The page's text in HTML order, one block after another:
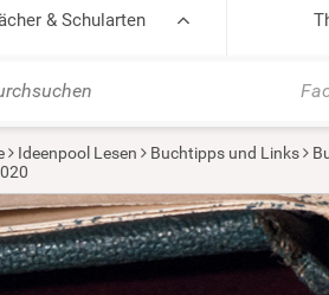
& Schularten
Ideenpool Lesen Buchtipps und Links